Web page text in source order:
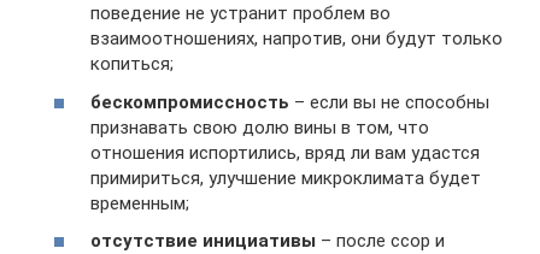
поведение не устранит проблем во
взаимоотношениях, напротив, они будут только
копиться;
бескомпромиссность – если вы не способны
признавать свою долю вины в том, что
отношения испортились, вряд ли вам удастся
примириться, улучшение микроклимата будет
временным;
отсутствие инициативы – после ссор и